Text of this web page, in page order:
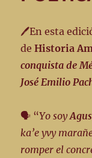
🖊️En esta
deHistoria
conquista de
José Emilio
🗣️ “Yo soy
ka’e yvy
romper el